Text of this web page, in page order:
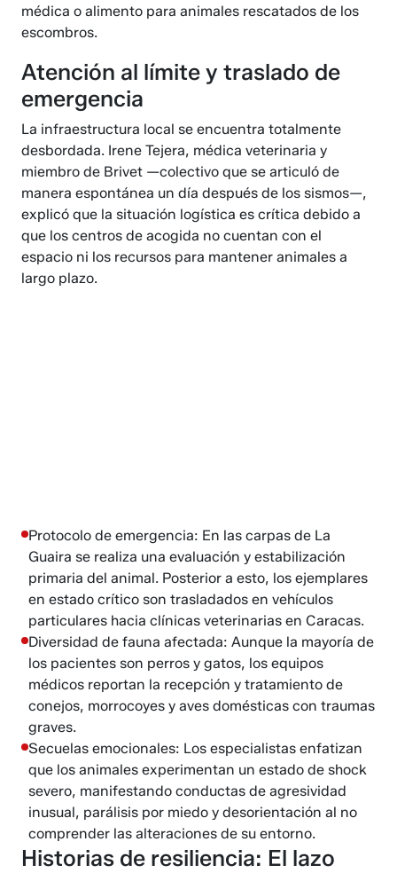
médica o alimento para animales rescatados de los
escombros.
Atención al límite y traslado de
emergencia
La infraestructura local se encuentra totalmente
desbordada. Irene Tejera, médica veterinaria y
miembro de Brivet —colectivo que se articuló de
manera espontánea un día después de los sismos—,
explicó que la situación logística es crítica debido a
que los centros de acogida no cuentan con el
espacio ni los recursos para mantener animales a
largo plazo.
Protocolo de emergencia: En las carpas de La
Guaira se realiza una evaluación y estabilización
primaria del animal. Posterior a esto, los ejemplares
en estado crítico son trasladados en vehículos
particulares hacia clínicas veterinarias en Caracas.
Diversidad de fauna afectada: Aunque la mayoría de
los pacientes son perros y gatos, los equipos
médicos reportan la recepción y tratamiento de
conejos, morrocoyes y aves domésticas con traumas
graves.
Secuelas emocionales: Los especialistas enfatizan
que los animales experimentan un estado de shock
severo, manifestando conductas de agresividad
inusual, parálisis por miedo y desorientación al no
comprender las alteraciones de su entorno.
Historias de resiliencia: El lazo